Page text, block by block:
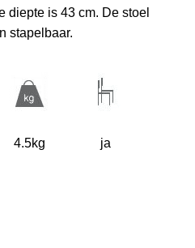
diepte is 43 cm. De stoel
stapelbaar.
4.5kg ja